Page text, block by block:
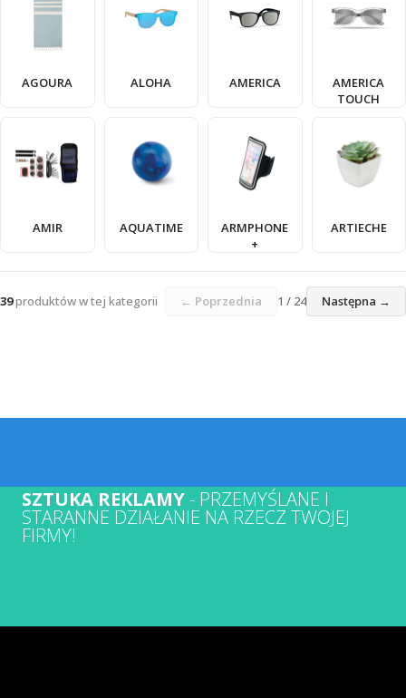
AGOURA ALOHA AMERICA
AMERICA
TOUCH
AMIR AQUATIME
ARMPHONE
+
ARTIECHE
39produktów w tej kategorii ← Poprzednia 1 / 24 Następna →
SZTUKA REKLAMY- PRZEMYŚLANE I
STARANNE DZIAŁANIE NA RZECZ TWOJEJ
FIRMY!